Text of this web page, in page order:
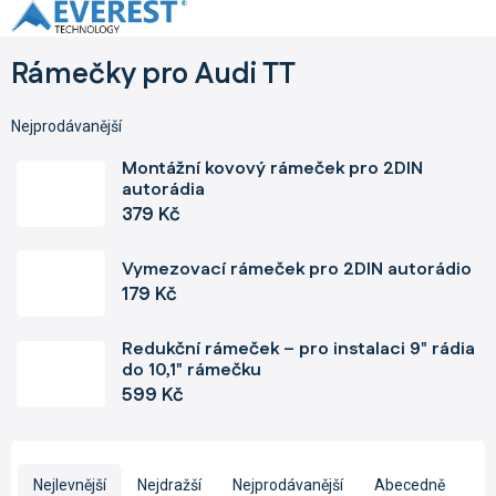
Přejít
na
Rámečky pro Audi TT
Nejprodávanější
Montážní kovový rámeček pro 2DIN
autorádia
379 Kč
Vymezovací rámeček pro 2DIN autorádio
179 Kč
Redukční rámeček – pro instalaci 9" rádia
do 10,1" rámečku
599 Kč
Nejlevnější Nejdražší Nejprodávanější Abecedně